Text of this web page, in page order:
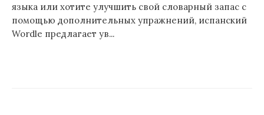
языка или хотите улучшить свой словарный запас с
помощью дополнительных упражнений, испанский
Wordle предлагает ув...